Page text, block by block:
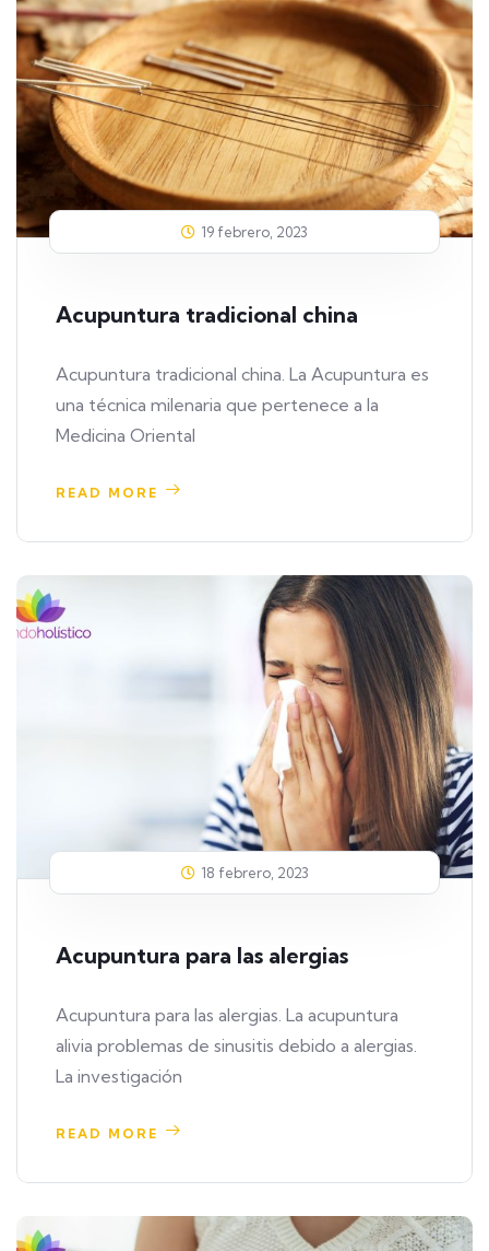
19 febrero, 2023
Acupuntura tradicional china
Acupuntura tradicional china. La Acupuntura es
una técnica milenaria que pertenece a la
Medicina Oriental
READ MORE
18 febrero, 2023
Acupuntura para las alergias
Acupuntura para las alergias. La acupuntura
alivia problemas de sinusitis debido a alergias.
La investigación
READ MORE